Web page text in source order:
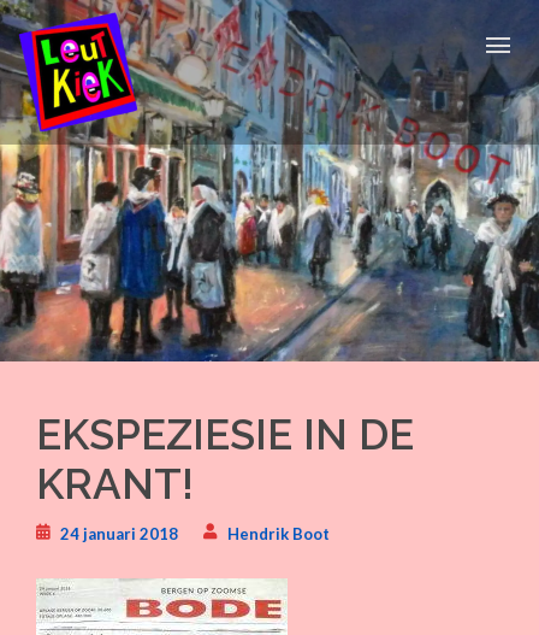
Skip
to
content
EKSPEZIESIE IN DE
KRANT!
24 januari 2018 Hendrik Boot